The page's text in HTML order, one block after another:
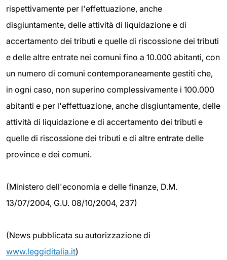
rispettivamente per l'effettuazione, anche
disgiuntamente, delle attività di liquidazione e di
accertamento dei tributi e quelle di riscossione dei tributi
e delle altre entrate nei comuni fino a 10.000 abitanti, con
un numero di comuni contemporaneamente gestiti che,
in ogni caso, non superino complessivamente i 100.000
abitanti e per l'effettuazione, anche disgiuntamente, delle
attività di liquidazione e di accertamento dei tributi e
quelle di riscossione dei tributi e di altre entrate delle
province e dei comuni.
(Ministero dell'economia e delle finanze, D.M.
13/07/2004, G.U. 08/10/2004, 237)
(News pubblicata su autorizzazione di
www.leggiditalia.it)